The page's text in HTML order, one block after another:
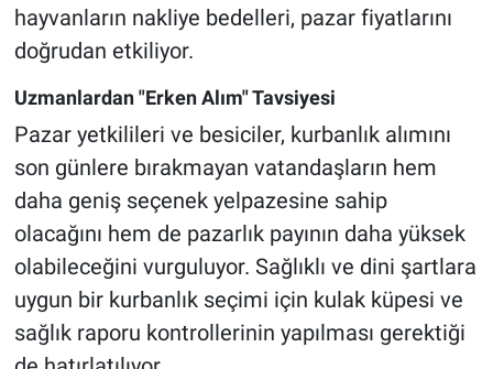
hayvanların nakliye bedelleri, pazar fiyatlarını
doğrudan etkiliyor.
Uzmanlardan "Erken Alım" Tavsiyesi
Pazar yetkilileri ve besiciler, kurbanlık alımını
son günlere bırakmayan vatandaşların hem
daha geniş seçenek yelpazesine sahip
olacağını hem de pazarlık payının daha yüksek
olabileceğini vurguluyor. Sağlıklı ve dini şartlara
uygun bir kurbanlık seçimi için kulak küpesi ve
sağlık raporu kontrollerinin yapılması gerektiği